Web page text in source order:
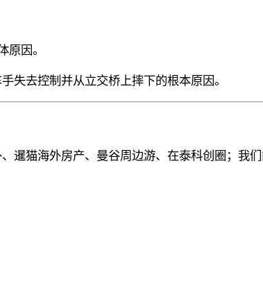
因。
失去控制并从立交桥上摔下的根本原因。
暹猫海外房产、曼谷周边游、 在泰科创圈 ； 我